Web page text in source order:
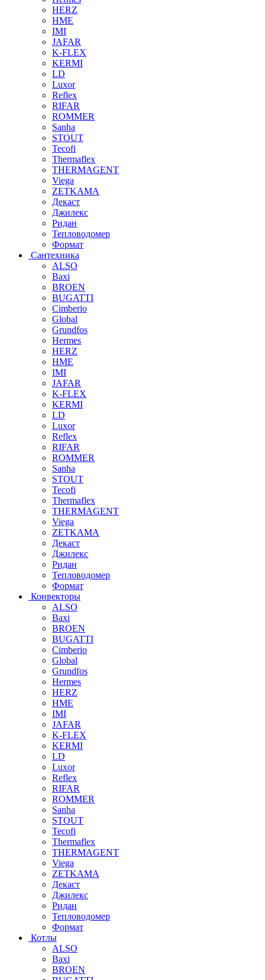
HERZ
HME
IMI
JAFAR
K-FLEX
KERMI
LD
Luxor
Reflex
RIFAR
ROMMER
Sanha
STOUT
Tecofi
Thermaflex
THERMAGENT
Viega
ZETKAMA
Декаст
Джилекс
Ридан
Тепловодомер
Формат
Сантехника
ALSO
Baxi
BROEN
BUGATTI
Cimberio
Global
Grundfos
Hermes
HERZ
HME
IMI
JAFAR
K-FLEX
KERMI
LD
Luxor
Reflex
RIFAR
ROMMER
Sanha
STOUT
Tecofi
Thermaflex
THERMAGENT
Viega
ZETKAMA
Декаст
Джилекс
Ридан
Тепловодомер
Формат
Конвекторы
ALSO
Baxi
BROEN
BUGATTI
Cimberio
Global
Grundfos
Hermes
HERZ
HME
IMI
JAFAR
K-FLEX
KERMI
LD
Luxor
Reflex
RIFAR
ROMMER
Sanha
STOUT
Tecofi
Thermaflex
THERMAGENT
Viega
ZETKAMA
Декаст
Джилекс
Ридан
Тепловодомер
Формат
Котлы
ALSO
Baxi
BROEN